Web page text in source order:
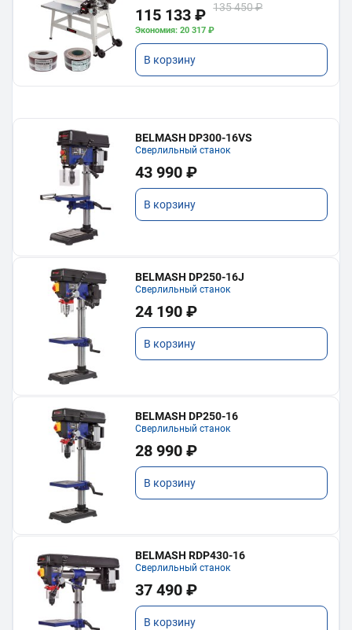
115 133 ₽ 135 450 ₽
Экономия: 20 317 ₽
В корзину
BELMASH DP300-16VS
Сверлильный станок
43 990 ₽
В корзину
BELMASH DP250-16J
Сверлильный станок
24 190 ₽
В корзину
BELMASH DP250-16
Сверлильный станок
28 990 ₽
В корзину
BELMASH RDP430-16
Сверлильный станок
37 490 ₽
В корзину